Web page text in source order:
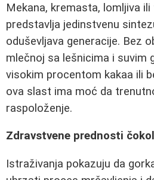
Mekana, kremasta, lomljiva
predstavlja jedinstvenu
oduševljava generacije. Bez
mlečnoj sa lešnicima i suvim
visokim procentom kakaa ili
ova slast ima moć da
raspoloženje.
Zdravstvene prednosti
Istraživanja pokazuju da